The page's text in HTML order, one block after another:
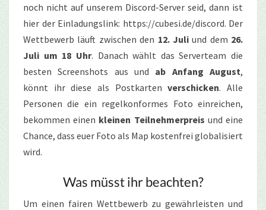
noch nicht auf unserem Discord-Server seid, dann ist
hier der Einladungslink: https://cubesi.de/discord. Der
Wettbewerb läuft zwischen den 12. Juliund dem 26.
Juli um 18 Uhr. Danach wählt das Serverteam die
besten Screenshots aus und ab Anfang August,
könnt ihr diese als Postkartenverschicken. Alle
Personen die ein regelkonformes Foto einreichen,
bekommen einen kleinen Teilnehmerpreis und eine
Chance, dass euer Foto als Map kostenfrei globalisiert
wird.
Was müsst ihr beachten?
Um einen fairen Wettbewerb zu gewährleisten und